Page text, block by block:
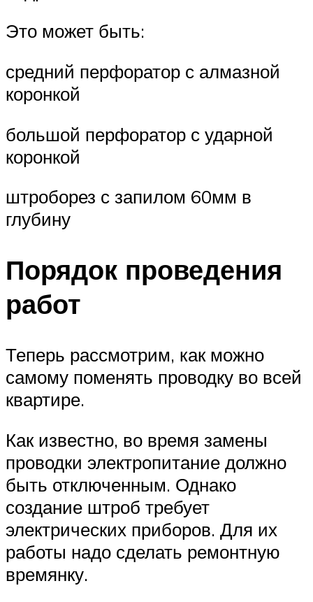
Это может быть:
средний перфоратор с алмазной
коронкой
большой перфоратор с ударной
коронкой
штроборез с запилом 60мм в
глубину
Порядок проведения
работ
Теперь рассмотрим, как можно
самому поменять проводку во всей
квартире.
Как известно, во время замены
проводки электропитание должно
быть отключенным. Однако
создание штроб требует
электрических приборов. Для их
работы надо сделать ремонтную
времянку.